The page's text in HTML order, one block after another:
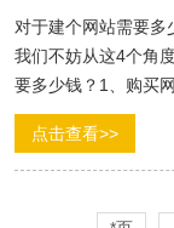
对于建个网站需要多
我们不妨从这4个角
要多少钱？1、购买
有一个与众不同的，好
点击查看>>